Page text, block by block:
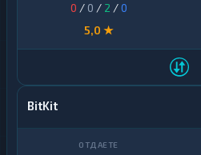
0 / 0 / 2 /0
5,0 ★
BitKit